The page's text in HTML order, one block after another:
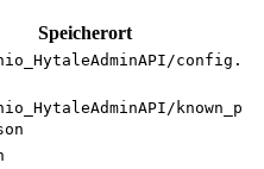
Speicherort
config.
known_p